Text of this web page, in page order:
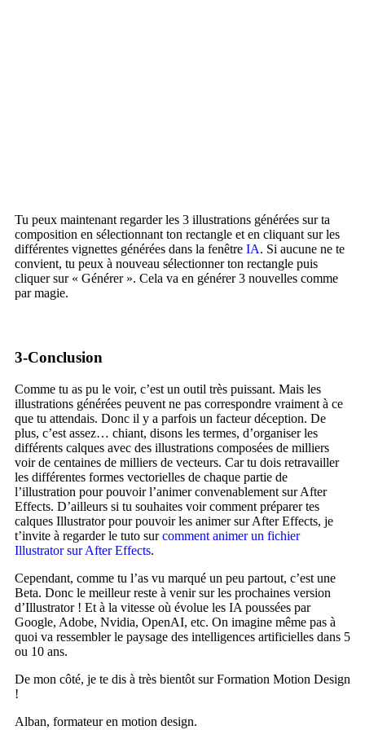
Tu peux maintenant regarder les 3 illustrations générées sur ta
composition en sélectionnant ton rectangle et en cliquant sur les
différentes vignettes générées dans la fenêtre IA. Si aucune ne te
convient, tu peux à nouveau sélectionner ton rectangle puis
cliquer sur « Générer ». Cela va en générer 3 nouvelles comme
par magie.
3-Conclusion
Comme tu as pu le voir, c’est un outil très puissant. Mais les
illustrations générées peuvent ne pas correspondre vraiment à ce
que tu attendais. Donc il y a parfois un facteur déception. De
plus, c’est assez… chiant, disons les termes, d’organiser les
différents calques avec des illustrations composées de milliers
voir de centaines de milliers de vecteurs. Car tu dois retravailler
les différentes formes vectorielles de chaque partie de
l’illustration pour pouvoir l’animer convenablement sur After
Effects. D’ailleurs si tu souhaites voir comment préparer tes
calques Illustrator pour pouvoir les animer sur After Effects, je
t’invite à regarder le tuto surcomment animer un fichier
Illustrator sur After Effects.
Cependant, comme tu l’as vu marqué un peu partout, c’est une
Beta. Donc le meilleur reste à venir sur les prochaines version
d’Illustrator ! Et à la vitesse où évolue les IA poussées par
Google, Adobe, Nvidia, OpenAI, etc. On imagine même pas à
quoi va ressembler le paysage des intelligences artificielles dans 5
ou 10 ans.
De mon côté, je te dis à très bientôt sur Formation Motion Design
!
Alban, formateur en motion design.